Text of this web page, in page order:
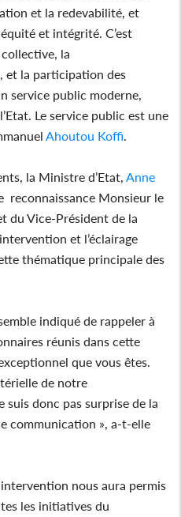
et la redevabilité, et
et intégrité. C’est
la
et la participation des
service public moderne,
Le service public est une
Ahoutou Koffi.
la Ministre d’Etat,Anne
reconnaissance Monsieur le
du Vice-Président de la
et l’éclairage
thématique principale des
indiqué de rappeler à
réunis dans cette
que vous êtes.
de notre
donc pas surprise de la
communication », a-t-elle
nous aura permis
les initiatives du